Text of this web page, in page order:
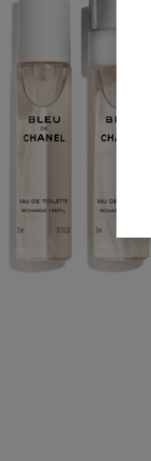
por defecto
alternativa 1